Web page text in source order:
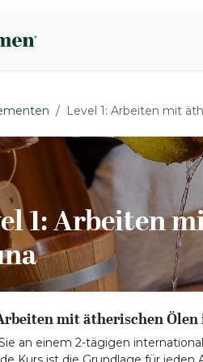
Level 1: Arbeiten mit
1: Arbeiten
mit ätherischen
an einem 2-tägigen